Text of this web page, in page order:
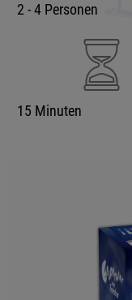
2 - 4 Personen
15 Minuten